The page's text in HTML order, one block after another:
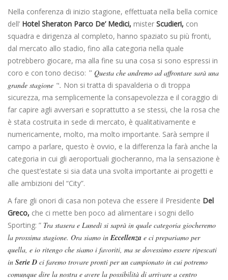
Nella conferenza di inizio stagione, effettuata nella bella cornice
dell’ Hotel Sheraton Parco De’ Medici, mister Scudieri, con
squadra e dirigenza al completo, hanno spaziato su più fronti,
dal mercato allo stadio, fino alla categoria nella quale
potrebbero giocare, ma alla fine su una cosa si sono espressi in
coro e con tono deciso: ” Questa che andremo ad affrontare sarà una
grande stagione “. Non si tratta di spavalderia o di troppa
sicurezza, ma semplicemente la consapevolezza e il coraggio di
far capire agli avversari e soprattutto a se stessi, che la rosa che
è stata costruita in sede di mercato, è qualitativamente e
numericamente, molto, ma molto importante. Sarà sempre il
campo a parlare, questo è ovvio, e la differenza la farà anche la
categoria in cui gli aeroportuali giocheranno, ma la sensazione è
che quest’estate si sia data una svolta importante ai progetti e
alle ambizioni del “City”.
A fare gli onori di casa non poteva che essere il Presidente Del
Greco, che ci mette ben poco ad alimentare i sogni dello
Sporting: ” Tra stasera e Lunedì si saprà in quale categoria giocheremo
la prossima stagione. Ora siamo inEccellenza e ci prepariamo per
quella, e io ritengo che siamo i favoriti, ma se dovessimo essere ripescati
in Serie D ci faremo trovare pronti per un campionato in cui potremo
comunque dire la nostra e avere la possibilità di arrivare a centro